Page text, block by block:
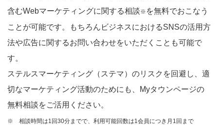
含むWebマーケティングに関する相談※ を無料でおこなう
ことが可能です。もちろんビジネスにおけるSNSの活用方
法や広告に関するお問い合わせをいただくことも可能で
す。
ステルスマーケティング（ステマ）のリスクを回避し、適
切なマーケティング活動のためにも、Myタウンページの
無料相談をご活用ください。
※ 相談時間は1回30分までで、利用可能回数は1会員につき月1回まで